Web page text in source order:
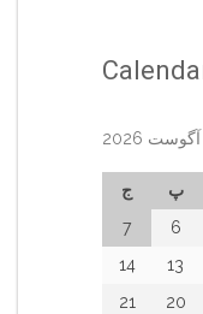
آگوست 2026
پ
ج
6
7
13
14
20
21